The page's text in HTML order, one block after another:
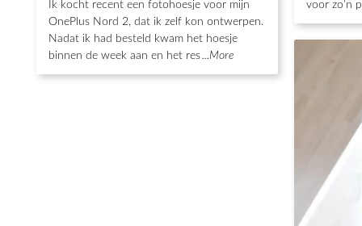
Ik kocht recent een fotohoesje voor mijn
OnePlus Nord 2, dat ik zelf kon ontwerpen.
Nadat ik had besteld kwam het hoesje
binnen de week aan en het res...More
voor zo’n